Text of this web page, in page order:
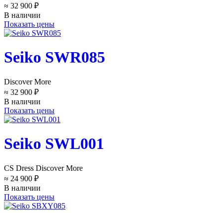
≈ 32 900 ₽
В наличии
Показать цены
Seiko SWR085
Discover More
≈ 32 900 ₽
В наличии
Показать цены
Seiko SWL001
CS Dress Discover More
≈ 24 900 ₽
В наличии
Показать цены